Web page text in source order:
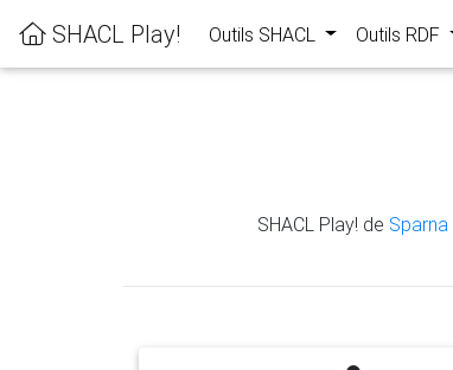
SHACL Play! Outils SHACL Outils RDF
SHACL Play! de Sparna